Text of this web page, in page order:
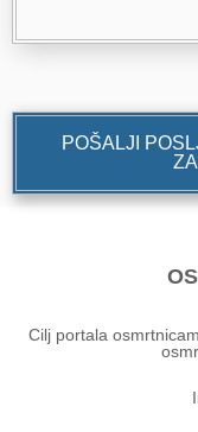
POŠALJI
Cilj portala